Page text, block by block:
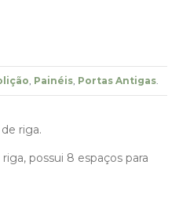
Painéis Portas Antigas
riga.
possui 8 espaços para